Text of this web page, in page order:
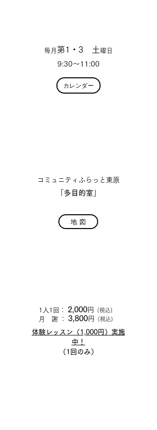
毎月 第1・3 土 曜日
9:30〜11:00
カレンダー
​コミュニティふらっと東原
多目的室
地 図
1人1回： 2,000円 （税込)
月 謝 ： 3,800円 （税込)
​体験レッスン（1,000円）実施
中！
​（1回のみ）